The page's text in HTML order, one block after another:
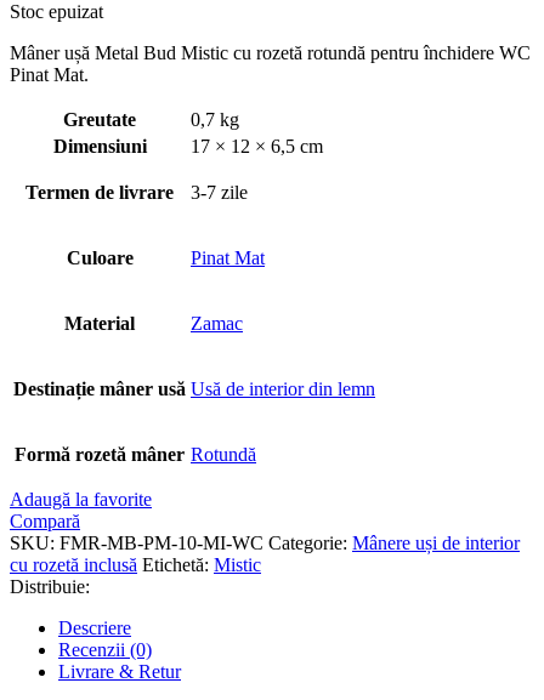
Stoc epuizat
Mâner ușă Metal Bud Mistic cu rozetă rotundă pentru închidere WC
Pinat Mat.
Greutate
0,7 kg
Dimensiuni
17 × 12 × 6,5 cm
Termen de livrare 3-7 zile
Culoare Pinat Mat
Material Zamac
Destinație mâner usă Usă de interior din lemn
Formă rozetă mâner Rotundă
Adaugă la favorite
Compară
SKU: FMR-MB-PM-10-MI-WC Categorie: Mânere uși de interior
cu rozetă inclusă Etichetă: Mistic
Distribuie:
Descriere
Recenzii (0)
Livrare & Retur